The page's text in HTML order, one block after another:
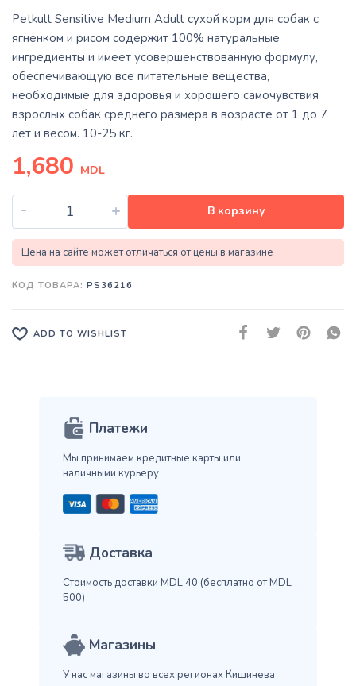
Petkult Sensitive Medium Adult сухой корм для собак с
ягненком и рисом содержит 100% натуральные
ингредиенты и имеет усовершенствованную формулу,
обеспечивающую все питательные вещества,
необходимые для здоровья и хорошего самочувствия
взрослых собак среднего размера в возрасте от 1 до 7
лет и весом. 10-25 кг.
1,680 MDL
- + В корзину
Цена на сайте может отличаться от цены в магазине
КОД ТОВАРА: PS36216
ADD TO WISHLIST
Платежи
Мы принимаем кредитные карты или
наличными курьеру
Доставка
Стоимость доставки MDL 40 (бесплатно от MDL
500)
Магазины
У нас магазины во всех регионах Кишинева